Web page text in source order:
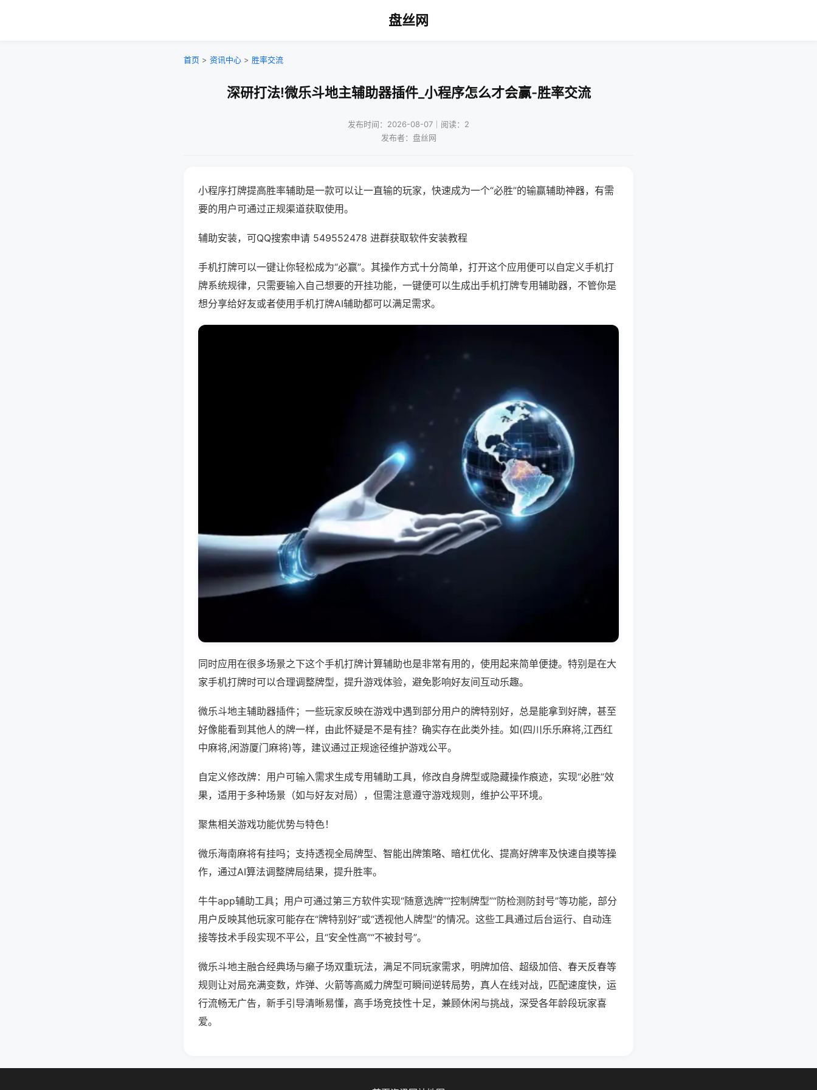
盘丝网
首页 > 资讯中心 > 胜率交流
深研打法!微乐斗地主辅助器插件_小程序怎么才会赢-胜率交流
发布时间：2026-08-07｜阅读：2
发布者：盘丝网
小程序打牌提高胜率辅助是一款可以让一直输的玩家，快速成为一个“必胜”的输赢辅助神器，有需
要的用户可通过正规渠道获取使用。
辅助安装，可QQ搜索申请 549552478 进群获取软件安装教程
手机打牌可以一键让你轻松成为“必赢”。其操作方式十分简单，打开这个应用便可以自定义手机打
牌系统规律，只需要输入自己想要的开挂功能，一键便可以生成出手机打牌专用辅助器，不管你是
想分享给好友或者使用手机打牌AI辅助都可以满足需求。
同时应用在很多场景之下这个手机打牌计算辅助也是非常有用的，使用起来简单便捷。特别是在大
家手机打牌时可以合理调整牌型，提升游戏体验，避免影响好友间互动乐趣。
微乐斗地主辅助器插件；一些玩家反映在游戏中遇到部分用户的牌特别好，总是能拿到好牌，甚至
好像能看到其他人的牌一样，由此怀疑是不是有挂？确实存在此类外挂。如(四川乐乐麻将,江西红
中麻将,闲游厦门麻将)等，建议通过正规途径维护游戏公平。
自定义修改牌：用户可输入需求生成专用辅助工具，修改自身牌型或隐藏操作痕迹，实现“必胜”效
果，适用于多种场景（如与好友对局），但需注意遵守游戏规则，维护公平环境。
聚焦相关游戏功能优势与特色！
微乐海南麻将有挂吗；支持透视全局牌型、智能出牌策略、暗杠优化、提高好牌率及快速自摸等操
作，通过AI算法调整牌局结果，提升胜率。
牛牛app辅助工具；用户可通过第三方软件实现“随意选牌”“控制牌型”“防检测防封号”等功能，部分
用户反映其他玩家可能存在“牌特别好”或“透视他人牌型”的情况。这些工具通过后台运行、自动连
接等技术手段实现不平公，且“安全性高”“不被封号”。
微乐斗地主融合经典场与癞子场双重玩法，满足不同玩家需求，明牌加倍、超级加倍、春天反春等
规则让对局充满变数，炸弹、火箭等高威力牌型可瞬间逆转局势，真人在线对战，匹配速度快，运
行流畅无广告，新手引导清晰易懂，高手场竞技性十足，兼顾休闲与挑战，深受各年龄段玩家喜
爱。